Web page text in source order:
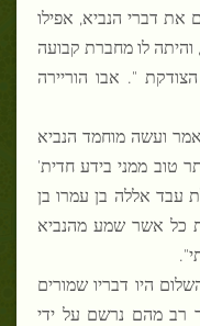
דברי הנביא, אפילו
לו מחברת קבועה
". אבו הוריירה
ועשה מוחמד הנביא
טוב ממני בידע חדית'
עבד אללה בן עמרו בן
כל אשר שמע מהנביא
היו דבריו שמורים
רב מהם נרשם על ידי